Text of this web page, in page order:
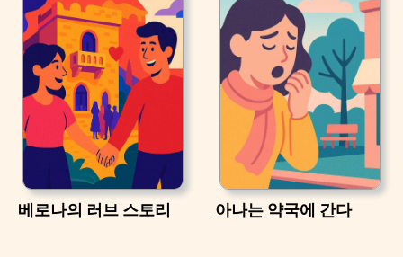
베로나의 러브 스토리 아나는 약국에 간다